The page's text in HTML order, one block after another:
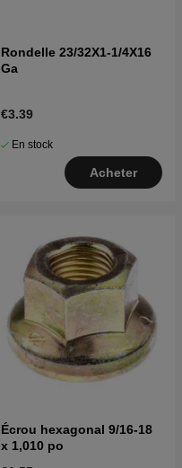
Rondelle 23/32X1-1/4X16
Ga
€3.39
En stock
Acheter
Écrou hexagonal 9/16-18
x 1,010 po